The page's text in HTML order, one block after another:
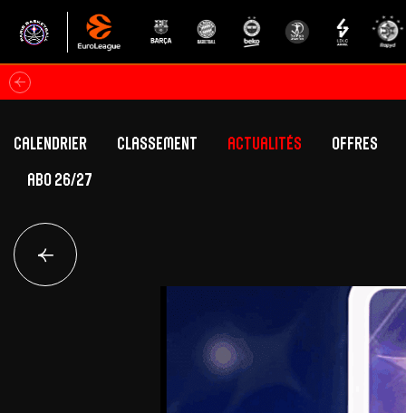
Calendrier
Classement
Classement Betclic Elite
Actualités
Offres
ABO 26/27
Équipe Première
Présentation